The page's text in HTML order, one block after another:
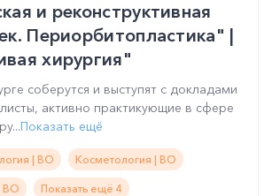
и реконструктивная
Периорбитопластика" |
хирургия"
соберутся и выступят с докладами
активно практикующие в сфере
Показать ещё
| ВО Косметология | ВО
ВО Показать ещё 4